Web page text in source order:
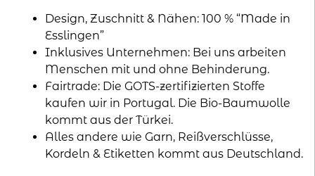
Design, Zuschnitt & Nähen: 100 % “Made in
Esslingen”
Inklusives Unternehmen: Bei uns arbeiten
Menschen mit und ohne Behinderung.
Fairtrade: Die GOTS-zertifizierten Stoffe
kaufen wir in Portugal. Die Bio-Baumwolle
kommt aus der Türkei.
Alles andere wie Garn, Reißverschlüsse,
Kordeln & Etiketten kommt aus Deutschland.